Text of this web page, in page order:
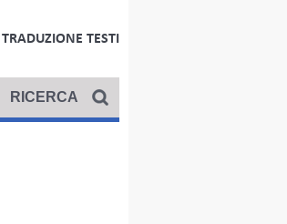
TRADUZIONE TESTI